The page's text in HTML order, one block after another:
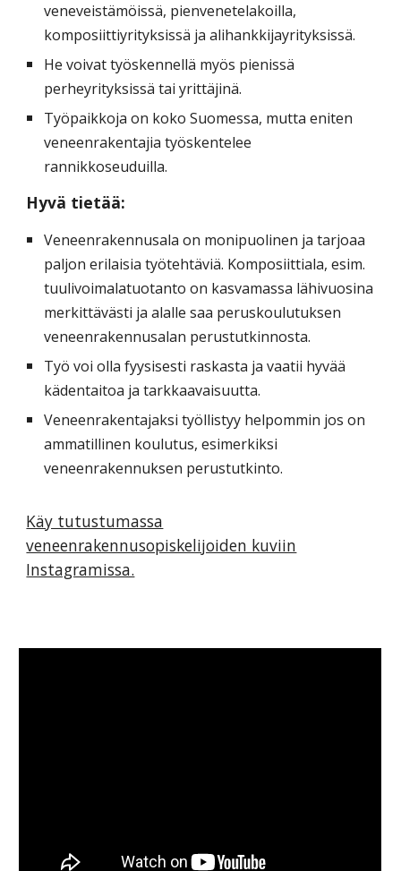
veneveistämöissä, pienvenetelakoilla,
komposiittiyrityksissä ja alihankkijayrityksissä.
He voivat työskennellä myös pienissä
perheyrityksissä tai yrittäjinä.
Työpaikkoja on koko Suomessa, mutta eniten
veneenrakentajia työskentelee
rannikkoseuduilla.
Hyvä tietää:
Veneenrakennusala on monipuolinen ja tarjoaa
paljon erilaisia työtehtäviä. Komposiittiala, esim.
tuulivoimalatuotanto on kasvamassa lähivuosina
merkittävästi ja alalle saa peruskoulutuksen
veneenrakennusalan perustutkinnosta.
Työ voi olla fyysisesti raskasta ja vaatii hyvää
kädentaitoa ja tarkkaavaisuutta.
Veneenrakentajaksi työllistyy helpommin jos on
ammatillinen koulutus, esimerkiksi
veneenrakennuksen perustutkinto.
Käy tutustumassa
veneenrakennusopiskelijoiden kuviin
Instagramissa.